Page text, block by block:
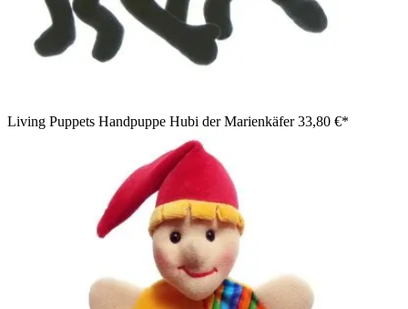
Living Puppets Handpuppe Hubi der Marienkäfer33,80 €*